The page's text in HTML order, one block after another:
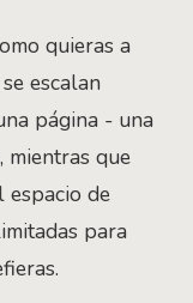
quieras a
escalan
página - una
mientras que
espacio de
para